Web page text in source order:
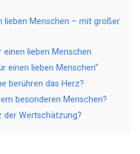
lieben Menschen – mit großer
einen lieben Menschen
einen lieben Menschen“
berühren das Herz?
besonderen Menschen?
der Wertschätzung?